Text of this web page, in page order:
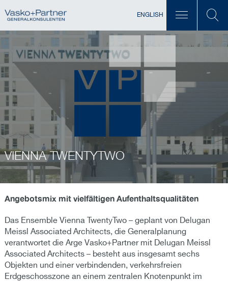
ENGLISH
VIENNA TWENTYTWO
Angebotsmix mit vielfältigen Aufenthaltsqualitäten
Das Ensemble Vienna TwentyTwo – geplant von Delugan
Meissl Associated Architects, die Generalplanung
verantwortet die Arge Vasko+Partner mit Delugan Meissl
Associated Architects – besteht aus insgesamt sechs
Objekten und einer verbindenden, verkehrsfreien
Erdgeschosszone an einem zentralen Knotenpunkt im